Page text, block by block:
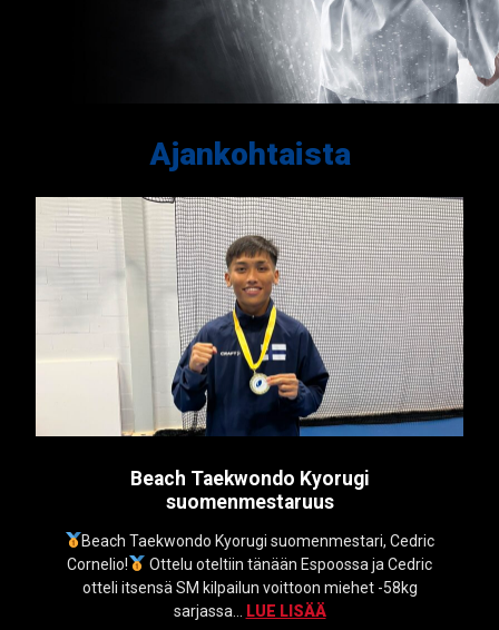
Ajankohtaista
Beach Taekwondo Kyorugi
suomenmestaruus
Beach Taekwondo Kyorugi suomenmestari, Cedric
Cornelio!
Ottelu oteltiin tänään Espoossa ja Cedric
otteli itsensä SM kilpailun voittoon miehet -58kg
sarjassa... LUE LISÄÄ